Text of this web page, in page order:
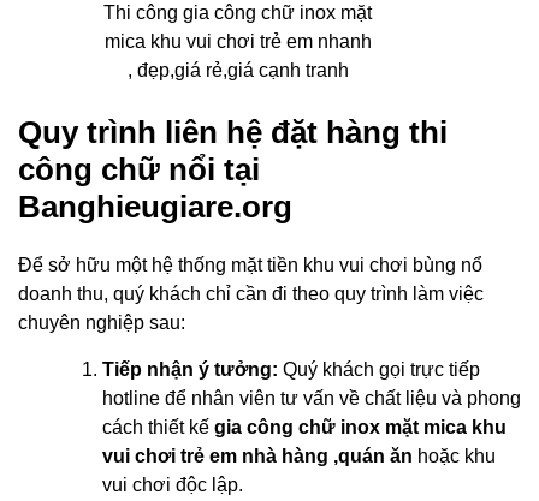
Thi công gia công chữ inox mặt
mica khu vui chơi trẻ em nhanh
, đẹp,giá rẻ,giá cạnh tranh
Quy trình liên hệ đặt hàng thi
công chữ nổi tại
Banghieugiare.org
Để sở hữu một hệ thống mặt tiền khu vui chơi bùng nổ
doanh thu, quý khách chỉ cần đi theo quy trình làm việc
chuyên nghiệp sau:
Tiếp nhận ý tưởng: Quý khách gọi trực tiếp
hotline để nhân viên tư vấn về chất liệu và phong
cách thiết kế gia công chữ inox mặt mica khu
vui chơi trẻ em nhà hàng ,quán ăn hoặc khu
vui chơi độc lập.